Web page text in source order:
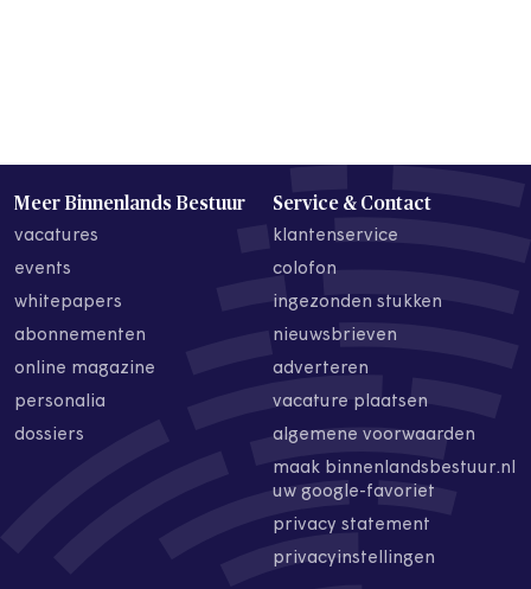
Meer Binnenlands Bestuur
vacatures
events
whitepapers
abonnementen
online magazine
personalia
dossiers
Service & Contact
klantenservice
colofon
ingezonden stukken
nieuwsbrieven
adverteren
vacature plaatsen
algemene voorwaarden
maak binnenlandsbestuur.nl
uw google-favoriet
privacy statement
privacyinstellingen